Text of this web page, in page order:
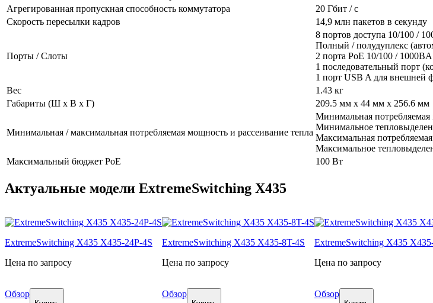
Агрегированная пропускная способность коммутатора
20 Гбит / с
Скорость пересылки кадров
14,9 млн пакетов в секунду
Порты / Слоты
8 портов доступа 10/100 /
Полный / полудуплекс
2 порта PoE 10/100 /
1 последовательный порт
1 порт USB A для внешней
Вес
1.43 кг
Габариты (Ш х В х Г)
209.5 мм x 44 мм x 256.6 мм
Минимальная / максимальная потребляемая мощность и рассеивание тепла
Минимальная
Минимальное
Максимальная
Максимальное
Максимальный бюджет PoE
100 Вт
Актуальные модели ExtremeSwitching X435
ExtremeSwitching X435 X435-24P-4S
Цена по запросу
Обзор
ExtremeSwitching X435 X435-8T-4S
Цена по запросу
Обзор
ExtremeSwitching X435
Цена по запросу
Обзор